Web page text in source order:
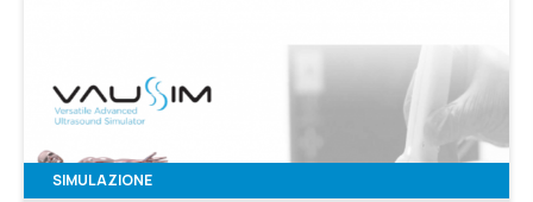
SIMULAZIONE